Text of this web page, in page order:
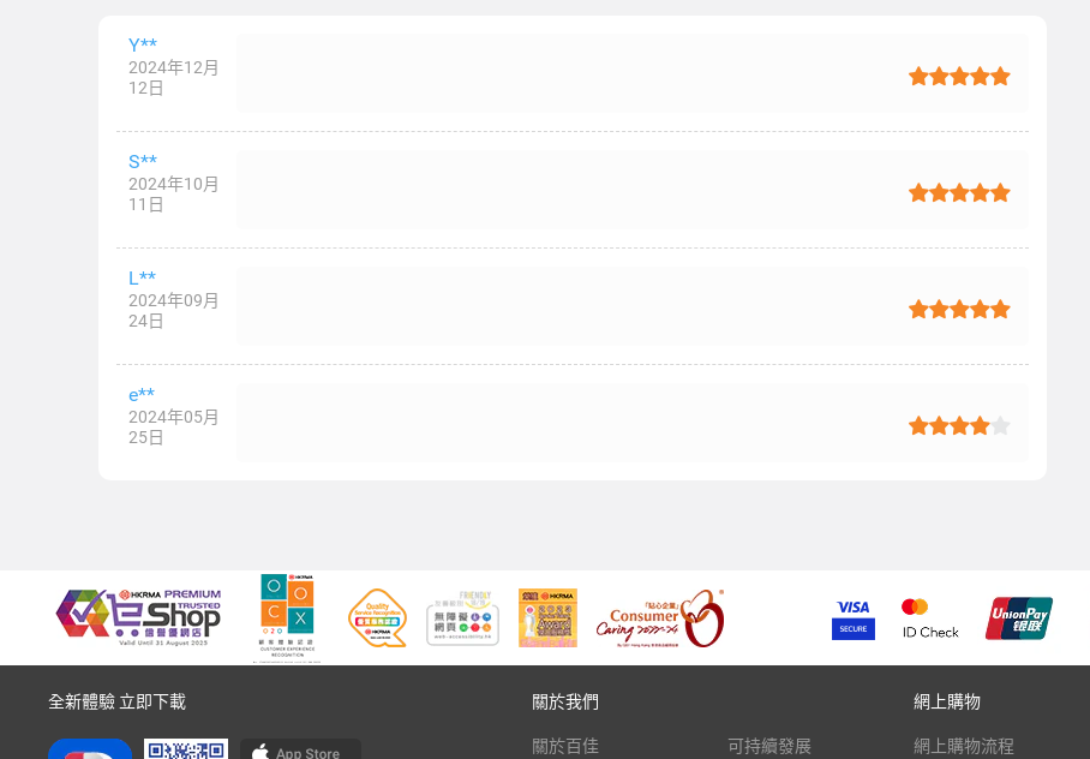
Y**
2024年12月
12日
S**
2024年10月
11日
L**
2024年09月
24日
e**
2024年05月
25日
全新體驗 立即下載 關於我們
關於百佳 可持續發展
網上購物
網上購物流程